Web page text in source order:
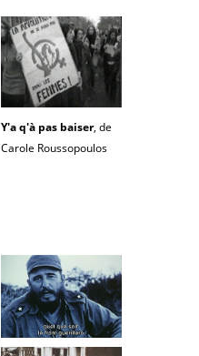
Y'a q'à pas baiser, de
Carole Roussopoulos